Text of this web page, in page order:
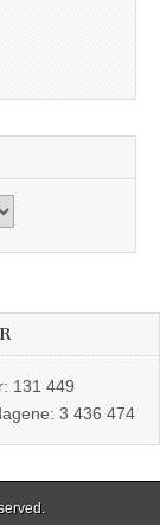
131 449
3 436 474